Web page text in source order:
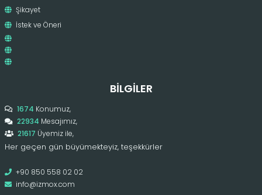
Şikayet
İstek ve Öneri
BILGILER
1674 Konumuz,
22934 Mesajımız,
21617 Üyemiz ile,
Her geçen gün büyümekteyiz, teşekkürler
+90 850 558 02 02
info@izmox.com